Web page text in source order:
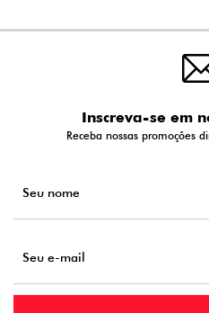
Inscreva-se em
Receba nossas promoções